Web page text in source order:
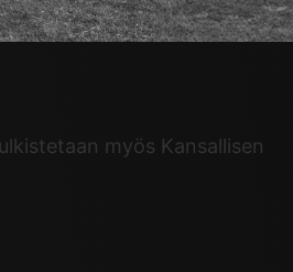
myös Kansallisen